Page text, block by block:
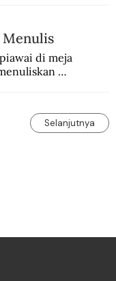
Menulis
di meja
Selanjutnya